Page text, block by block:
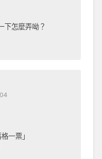
下怎麼弄呦？
一票」